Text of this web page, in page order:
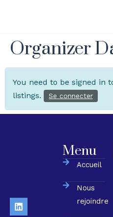
Organizer
You need to be signed in
listings.
Se connecter
Menu
Accueil
Nous
rejoindre